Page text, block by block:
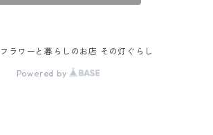
ラワーと暮らしのお店 その灯ぐらし
Powered by